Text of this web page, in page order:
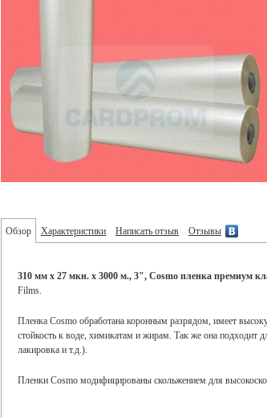
Обзор Характеристики Написать отзыв Отзывы
310 мм x 27 мкн. х 3000 м., 3", Cosmo пленка премиум
Films.
Пленка Сosmo обработана коронным разрядом, имеет
стойкость к воде, химикатам и жирам. Так же она подходит
лакировка и т.д.).
Пленки Сosmo модифицированы скольжением для